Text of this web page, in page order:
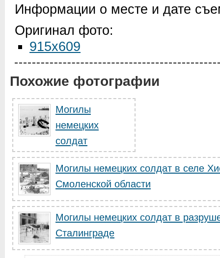
Информации о месте и дате
Оригинал фото:
915x609
Похожие фотографии
Могилы
немецких
солдат
Могилы немецких солдат в селе
Смоленской области
Могилы немецких солдат в
Сталинграде